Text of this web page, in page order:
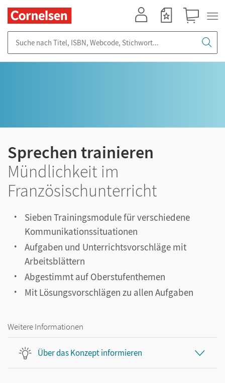
Sprechen trainieren
Mündlichkeit im
Französischunterricht
Sieben Trainingsmodule für verschiedene
Kommunikationssituationen
Aufgaben und Unterrichtsvorschläge mit
Arbeitsblättern
Abgestimmt auf Oberstufenthemen
Mit Lösungsvorschlägen zu allen Aufgaben
Weitere Informationen
Über das Konzept informieren